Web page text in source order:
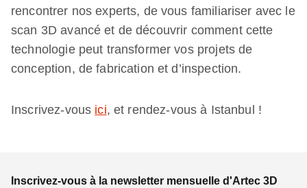
rencontrer nos experts, de vous familiariser avec le
scan 3D avancé et de découvrir comment cette
technologie peut transformer vos projets de
conception, de fabrication et d’inspection.
Inscrivez-vous ici, et rendez-vous à Istanbul !
Inscrivez-vous à la newsletter mensuelle d'Artec 3D